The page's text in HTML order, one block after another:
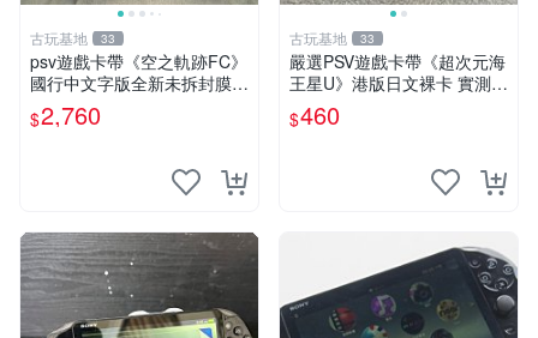
古玩基地 33
psv遊戲卡帶《空之軌跡FC》
國行中文字版全新未拆封膜有
輕微使用痕跡嚴選推薦適合收
藏 歲月痕跡 二手 psv 游戲卡
$2,760
古玩基地 33
嚴選PSV遊戲卡帶《超次元海
王星U》港版日文裸卡 實測暢
玩 索尼專屬 psv psv游戲 psv
游戲卡帶
$460